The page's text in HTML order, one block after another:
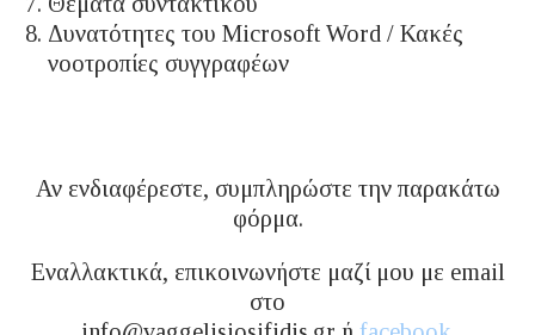
Δυνατότητες του Microsoft Word / Κακές
νοοτροπίες συγγραφέων
Αν ενδιαφέρεστε, συμπληρώστε την παρακάτω
φόρμα.
Εναλλακτικά, επικοινωνήστε μαζί μου με email
στο